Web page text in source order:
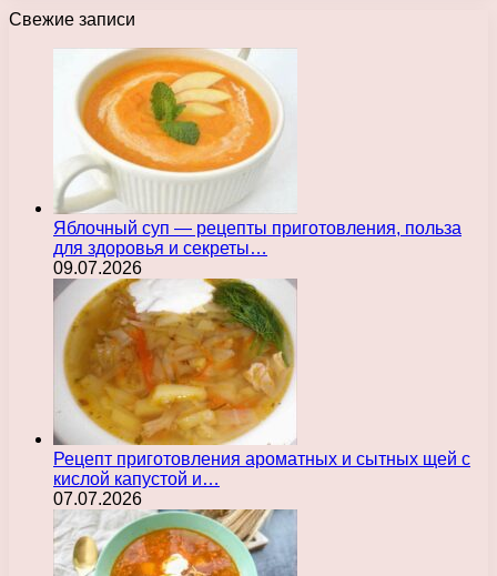
Свежие записи
Яблочный суп — рецепты приготовления, польза
для здоровья и секреты…
09.07.2026
Рецепт приготовления ароматных и сытных щей с
кислой капустой и…
07.07.2026